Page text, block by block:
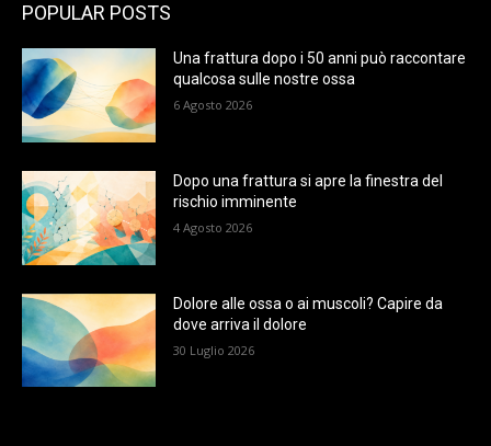
POPULAR POSTS
Una frattura dopo i 50 anni può raccontare
qualcosa sulle nostre ossa
6 Agosto 2026
Dopo una frattura si apre la finestra del
rischio imminente
4 Agosto 2026
Dolore alle ossa o ai muscoli? Capire da
dove arriva il dolore
30 Luglio 2026